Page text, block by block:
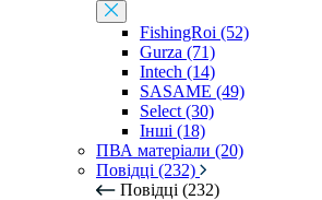
FishingRoi (52)
Gurza (71)
Intech (14)
SASAME (49)
Select (30)
Інші (18)
ПВА матеріали (20)
Повідці (232)
Повідці (232)